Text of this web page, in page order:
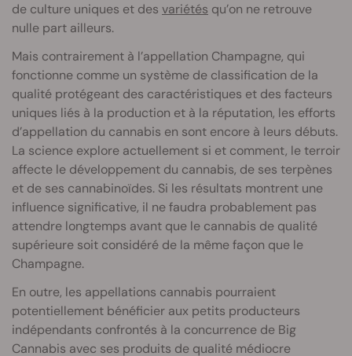
de culture uniques et des variétés qu’on ne retrouve
nulle part ailleurs.
Mais contrairement à l’appellation Champagne, qui
fonctionne comme un système de classification de la
qualité protégeant des caractéristiques et des facteurs
uniques liés à la production et à la réputation, les efforts
d’appellation du cannabis en sont encore à leurs débuts.
La science explore actuellement si et comment, le terroir
affecte le développement du cannabis, de ses terpènes
et de ses cannabinoïdes. Si les résultats montrent une
influence significative, il ne faudra probablement pas
attendre longtemps avant que le cannabis de qualité
supérieure soit considéré de la même façon que le
Champagne.
En outre, les appellations cannabis pourraient
potentiellement bénéficier aux petits producteurs
indépendants confrontés à la concurrence de Big
Cannabis avec ses produits de qualité médiocre